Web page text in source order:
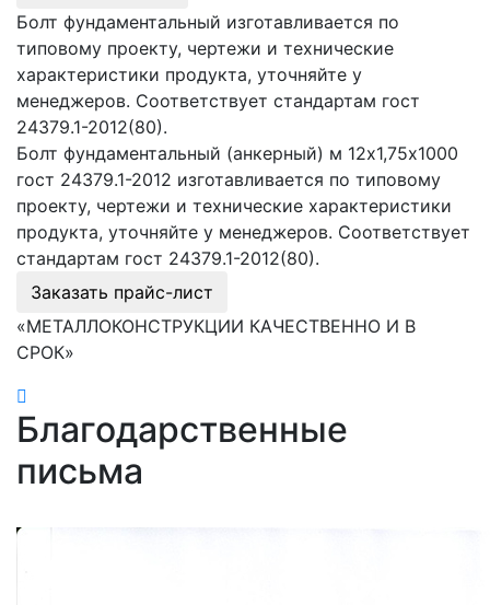
Болт фундаментальный изготавливается по
типовому проекту, чертежи и технические
характеристики продукта, уточняйте у
менеджеров. Соответствует стандартам гост
24379.1-2012(80).
Болт фундаментальный (анкерный) м 12х1,75х1000
гост 24379.1-2012 изготавливается по типовому
проекту, чертежи и технические характеристики
продукта, уточняйте у менеджеров. Соответствует
стандартам гост 24379.1-2012(80).
Заказать прайс-лист
«МЕТАЛЛОКОНСТРУКЦИИ КАЧЕСТВЕННО И В
СРОК»
Благодарственные
письма